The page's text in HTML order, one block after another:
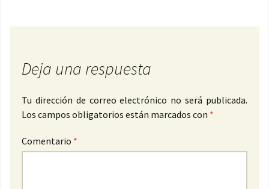
Deja una respuesta
Tu dirección de correo electrónico no será publicada.
Los campos obligatorios están marcados con *
Comentario *